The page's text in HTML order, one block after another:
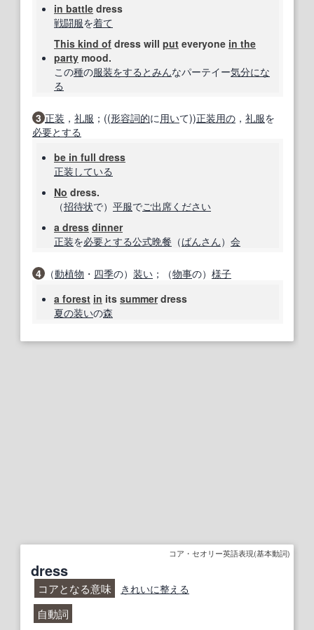
in battle dress
戦闘服を着て
This kind of dress will put everyone in the
party mood.
この種の服装をする とみんなパーテイー気分にな
る
3 正装 ， 礼服 ；((形容詞的に 用いて))正装用の ， 礼服を
必要とする
be in full dress
正装 している
No dress.
（招待状で） 平服でご出席ください
a dress dinner
正装を必要とする公式晩餐 （ばんさん） 会
4 （動植物 ・ 四季の） 装い ；（物事の） 様子
a forest in its summerdress
夏の装いの森
コア・セオリー英語表現(基本動詞)
dress
コアとなる意味 きれいに整える
自動詞